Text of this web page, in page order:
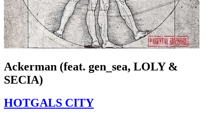
Ackerman (feat. gen_sea, LOLY &
SECIA)
HOTGALS CITY